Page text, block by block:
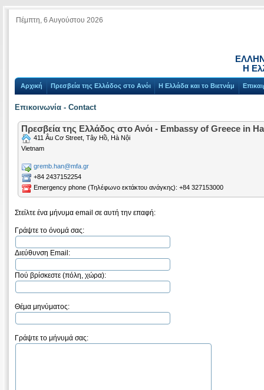
Πέμπτη, 6 Αυγούστου 2026
Η
Αρχική Πρεσβεία της Ελλάδος στο Ανόι Η Ελλάδα και το Βιετνάμ
Επικοινωνία - Contact
Πρεσβεία της Ελλάδος στο Ανόι - Embassy of Greece in
411 Âu Cơ Street, Tây Hồ, Hà Nội
Vietnam
gremb.han@mfa.gr
+84 2437152254
Emergency phone (Τηλέφωνο εκτάκτου ανάγκης): +84 327153000
Στείλτε ένα μήνυμα email σε αυτή την επαφή:
Γράψτε το όνομά σας:
Διεύθυνση Email:
Πού βρίσκεστε (πόλη, χώρα):
Θέμα μηνύματος:
Γράψτε το μήνυμά σας: